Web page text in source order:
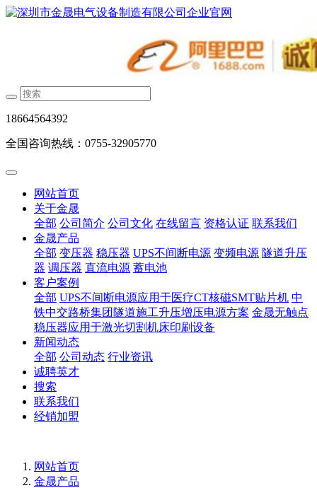
18664564392
全国咨询热线：0755-32905770
网站首页
关于金晟
全部 公司简介 公司文化 在线留言 资格认证 联系我们
金晟产品
全部 变压器 稳压器 UPS不间断电源 变频电源 隧道升压
器 调压器 直流电源 蓄电池
客户案例
全部 UPS不间断电源应用于医疗CT核磁SMT贴片机 中
铁中交路桥集团隧道施工升压增压电源方案 金晟无触点
稳压器应用于激光切割机床印刷设备
新闻动态
全部 公司动态 行业资讯
诚聘英才
搜索
联系我们
经销加盟
网站首页
金晟产品